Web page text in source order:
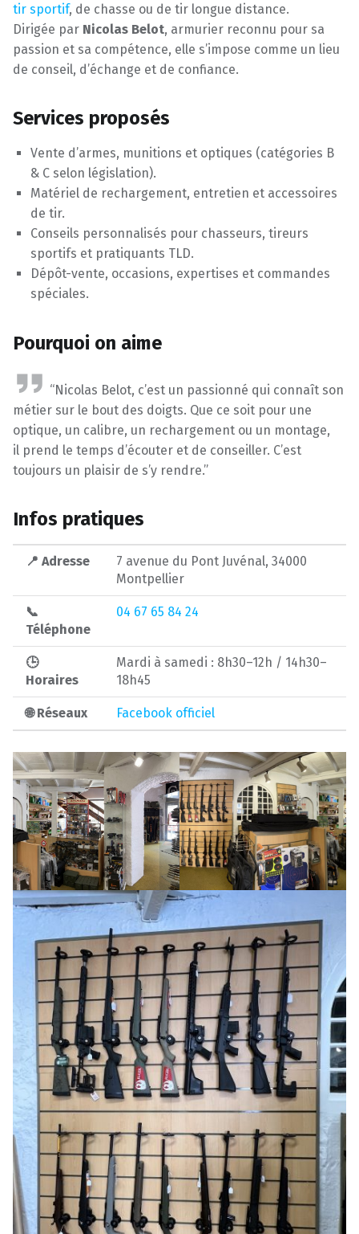
tir sportif, de chasse ou de tir longue distance.
Dirigée par Nicolas Belot, armurier reconnu pour sa
passion et sa compétence, elle s’impose comme un lieu
de conseil, d’échange et de confiance.
Services proposés
Vente d’armes, munitions et optiques (catégories B
& C selon législation).
Matériel de rechargement, entretien et accessoires
de tir.
Conseils personnalisés pour chasseurs, tireurs
sportifs et pratiquants TLD.
Dépôt-vente, occasions, expertises et commandes
spéciales.
Pourquoi on aime
“Nicolas Belot, c’est un passionné qui connaît son
métier sur le bout des doigts. Que ce soit pour une
optique, un calibre, un rechargement ou un montage,
il prend le temps d’écouter et de conseiller. C’est
toujours un plaisir de s’y rendre.”
Infos pratiques
📍 Adresse
7 avenue du Pont Juvénal, 34000
Montpellier
📞
Téléphone
04 67 65 84 24
🕒
Horaires
Mardi à samedi : 8h30–12h / 14h30–
18h45
🌐 Réseaux Facebook officiel